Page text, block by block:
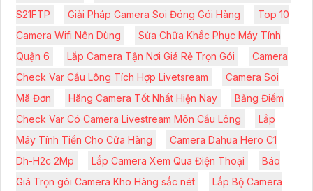
S21FTP
Giải Pháp Camera Soi Đóng Gói Hàng
Top 10
Camera Wifi Nên Dùng
Sửa Chữa Khắc Phục Máy Tính
Quận 6
Lắp Camera Tận Nơi Giá Rẻ Trọn Gói
Camera
Check Var Cầu Lông Tích Hợp Livetsream
Camera Soi
Mã Đơn
Hãng Camera Tốt Nhất Hiện Nay
Bảng Điểm
Check Var Có Camera Livestream Môn Cầu Lông
Lắp
Máy Tính Tiền Cho Cửa Hàng
Camera Dahua Hero C1
Dh-H2c 2Mp
Lắp Camera Xem Qua Điện Thoại
Báo
Giá Trọn gói Camera Kho Hàng sắc nét
Lắp Bộ Camera